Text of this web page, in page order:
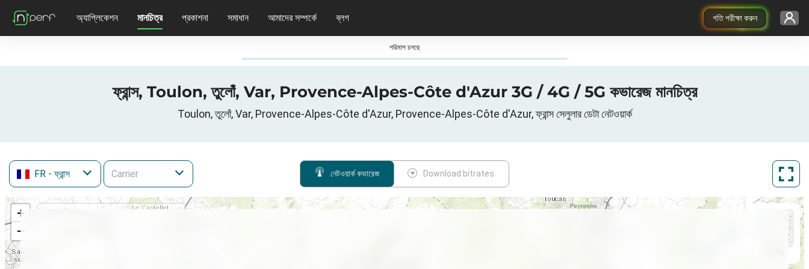
গতি পরীক্ষা করুন
অ্যাপ্লিকেশন মানচিত্র প্রকাশনা সমাধান আমাদের সম্পর্কে ব্লগ
পরিমাপ চলছে
ফ্রান্স, Toulon, তুলোঁ, Var, Provence-Alpes-Côte d'Azur 3G / 4G / 5G কভারেজ মানচিত্র
Toulon, তুলোঁ, Var, Provence-Alpes-Côte d'Azur, Provence-Alpes-Côte d'Azur, ফ্রান্স সেলুলার ডেটা নেটওয়ার্ক
FR - ফ্রান্স নেটওয়ার্ক কভারেজ Download bitrates
+
−